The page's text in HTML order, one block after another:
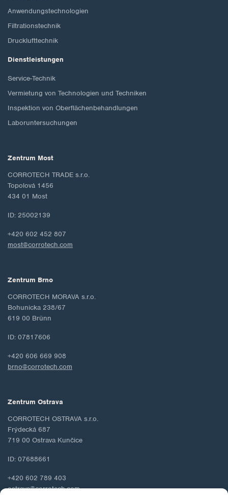
Anwendungstechnologien
Filtrationstechnik
Drucklufttechnik
Dienstleistungen
Service-Technik
Vermietung von Technologien und Techniken
Inspektion von Oberflächenbehandlungen
Laboruntersuchungen
Zentrum Most
CORROTECH TRADE s.r.o.
Topolová 1456
434 01 Most
ID: 25002139
+420 602 452 807
most@corrotech.com
Zentrum Brno
CORROTECH MORAVA s.r.o.
Bohunicka 238/67
619 00 Brünn
ID: 07817606
+420 606 669 908
brno@corrotech.com
Zentrum Ostrava
CORROTECH OSTRAVA s.r.o.
Frýdecká 687
719 00 Ostrava Kunčice
ID: 07688661
+420 602 789 403
ostrava@corrotech.com